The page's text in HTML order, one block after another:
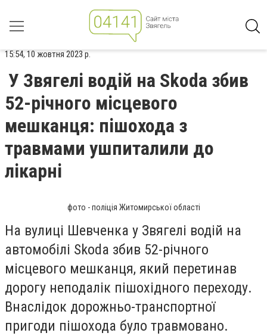
15:54, 10 жовтня 2023 р.
У Звягелі водій на Skoda збив
52-річного місцевого
мешканця: пішохода з
травмами ушпиталили до
лікарні
фото - поліція Житомирської області
На вулиці Шевченка у Звягелі водій на
автомобілі Skoda збив 52-річного
місцевого мешканця, який перетинав
дорогу неподалік пішохідного переходу.
Внаслідок дорожньо-транспортної
пригоди пішохода було травмовано.